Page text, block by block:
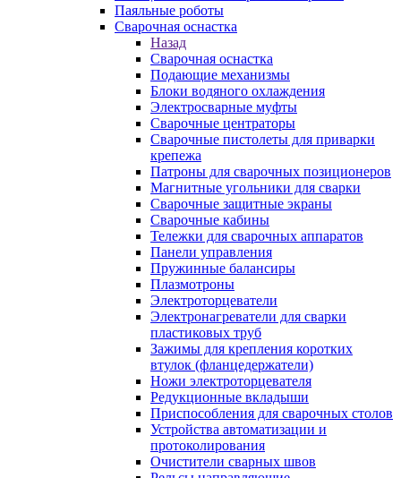
Паяльные роботы
Сварочная оснастка
Назад
Сварочная оснастка
Подающие механизмы
Блоки водяного охлаждения
Электросварные муфты
Сварочные центраторы
Сварочные пистолеты для приварки
крепежа
Патроны для сварочных позиционеров
Магнитные угольники для сварки
Сварочные защитные экраны
Сварочные кабины
Тележки для сварочных аппаратов
Панели управления
Пружинные балансиры
Плазмотроны
Электроторцеватели
Электронагреватели для сварки
пластиковых труб
Зажимы для крепления коротких
втулок (фланцедержатели)
Ножи электроторцевателя
Редукционные вкладыши
Приспособления для сварочных столов
Устройства автоматизации и
протоколирования
Очистители сварных швов